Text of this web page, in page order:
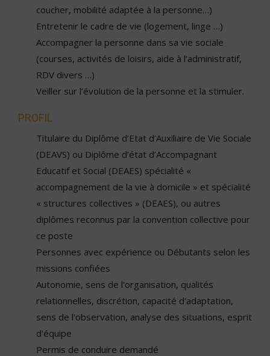
coucher, mobilité adaptée à la personne…)
Entretenir le cadre de vie (logement, linge …)
Accompagner la personne dans sa vie sociale
(courses, activités de loisirs, aide à l’administratif,
RDV divers …)
Veiller sur l’évolution de la personne et la stimuler.
PROFIL
Titulaire du Diplôme d’Etat d’Auxiliaire de Vie Sociale
(DEAVS) ou Diplôme d’état d’Accompagnant
Educatif et Social (DEAES) spécialité «
accompagnement de la vie à domicile » et spécialité
« structures collectives » (DEAES), ou autres
diplômes reconnus par la convention collective pour
ce poste
Personnes avec expérience ou Débutants selon les
missions confiées
Autonomie, sens de l'organisation, qualités
relationnelles, discrétion, capacité d'adaptation,
sens de l'observation, analyse des situations, esprit
d'équipe
Permis de conduire demandé